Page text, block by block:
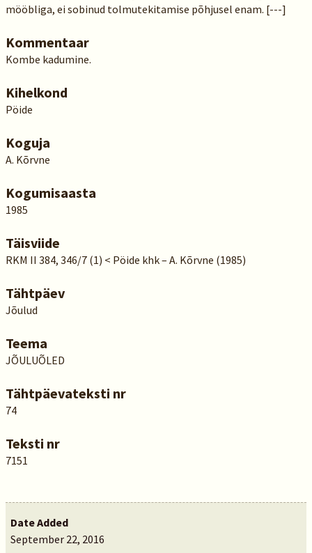
mööbliga, ei sobinud tolmutekitamise põhjusel enam. [---]
Kommentaar
Kombe kadumine.
Kihelkond
Pöide
Koguja
A. Kõrvne
Kogumisaasta
1985
Täisviide
RKM II 384, 346/7 (1) < Pöide khk – A. Kõrvne (1985)
Tähtpäev
Jõulud
Teema
JÕULUÕLED
Tähtpäevateksti nr
74
Teksti nr
7151
Date Added
September 22, 2016